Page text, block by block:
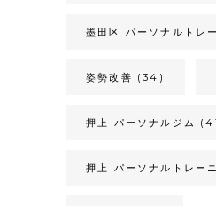
墨田区 パーソナルトレ
姿勢改善 (34)
押上 パーソナルジム
押上 パーソナルトレー